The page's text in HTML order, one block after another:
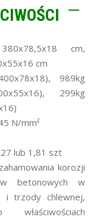
cm,
cm
989kg
299kg
N/mm²
lub 1,81 szt
korozji
betonowych w
i trzody chlewnej,